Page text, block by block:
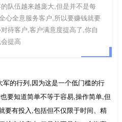
队伍越来越庞大,但是并不是每
心全意服务客户,所以要赚钱就要
待客户,客户满意度提高了,你自
提高
军的行列,因为这是一个低门槛的行
要知道简单不等于容易,操作简单,但
要有投入,包括但不仅限于时间、精